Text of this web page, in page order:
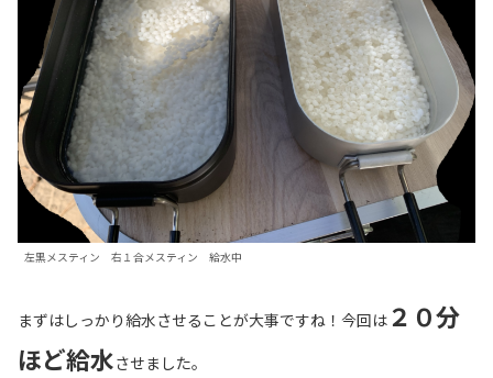
左黒メスティン 右１合メスティン 給水中
まずはしっかり給水させることが大事ですね！今回は ２０分
ほど給水させました。